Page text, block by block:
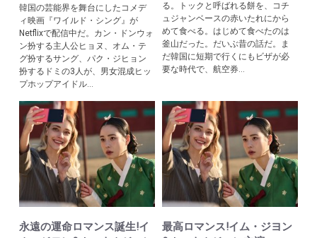
韓国の芸能界を舞台にしたコメデ
ィ映画『ワイルド・シング』が
Netflixで配信中だ。カン・ドンウォ
ン扮する主人公ヒョヌ、オム・テ
グ扮するサング、パク・ジヒョン
扮するドミの3人が、男女混成ヒッ
プホップアイドル...
る。トックと呼ばれる餅を、コチ
ュジャンベースの赤いたれにから
めて食べる。はじめて食べたのは
釜山だった。だいぶ昔の話だ。ま
だ韓国に短期で行くにもビザが必
要な時代で、航空券...
永遠の運命ロマンス誕生!イ
最高ロマンス!イム・ジヨン